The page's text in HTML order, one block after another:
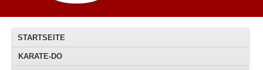
STARTSEITE
KARATE-DO